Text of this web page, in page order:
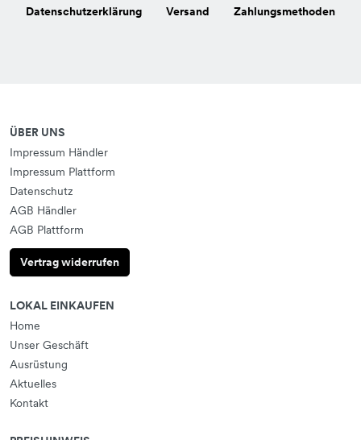
Datenschutzerklärung Versand Zahlungsmethoden
ÜBER UNS
Impressum Händler
Impressum Plattform
Datenschutz
AGB Händler
AGB Plattform
Vertrag widerrufen
LOKAL EINKAUFEN
Home
Unser Geschäft
Ausrüstung
Aktuelles
Kontakt